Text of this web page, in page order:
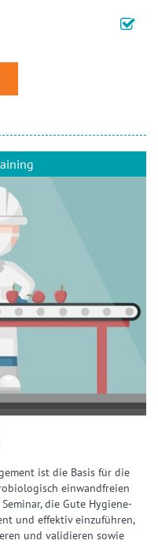
ist die Basis für die
einwandfreien
die Gute Hygiene-
und effektiv einzuführen,
und validieren sowie